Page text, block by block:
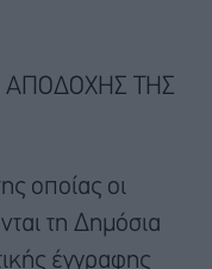
ΑΠΟΔΟΧΗΣ ΤΗΣ
οποίας οι
τη Δημόσια
έγγραφης